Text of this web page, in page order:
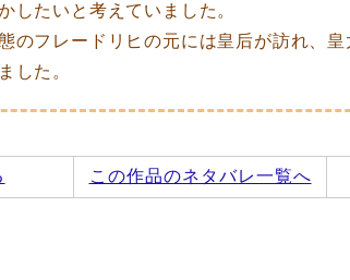
したいと考えていました。
のフレードリヒの元には皇后が訪れ、皇
した。
この作品のネタバレ一覧へ